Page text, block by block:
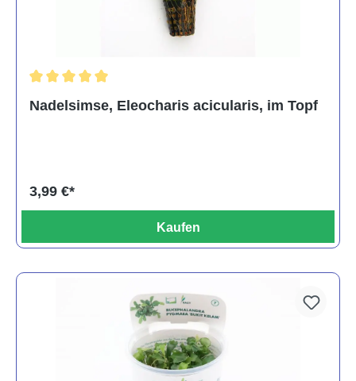
Nadelsimse, Eleocharis acicularis, im Topf
3,99 €*
Kaufen